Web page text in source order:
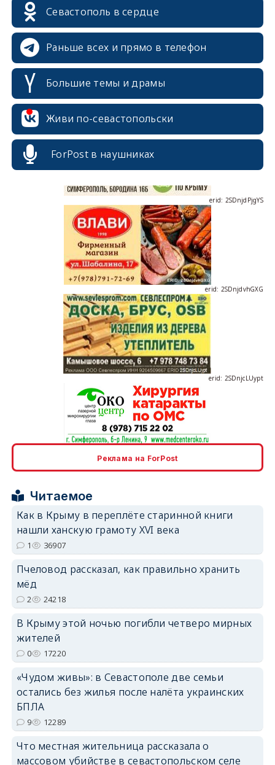
Севастополь в сердце
Раньше всех и прямо в телефон
Большие темы и драмы
Живи по-севастопольски
ForPost в наушниках
erid: 2SDnjcrDNw6
erid: 2SDnjdvhGXG
erid: 2SDnjcLUypt
erid: 2SDnjcrDNw6
erid: 2SDnjdvhGXG
Реклама на ForPost
Читаемое
Как в Крыму в переплёте старинной книги
нашли ханскую грамоту XVI века
1 36907
Пчеловод рассказал, как правильно хранить
мёд
2 24218
В Крыму этой ночью погибли четверо мирных
жителей
0 17220
«Чудом живы»: в Севастополе две семьи
остались без жилья после налёта украинских
БПЛА
9 12289
Что местная жительница рассказала о
массовом убийстве в севастопольском селе